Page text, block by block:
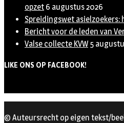
opzet 6 augustus 2026
Spreidingswet asielzoekers:
Bericht voor de leden van
Valse collecte KVW 5
LIKE ONS OP FACEBOOK!
© Auteursrecht op eigen tekst/